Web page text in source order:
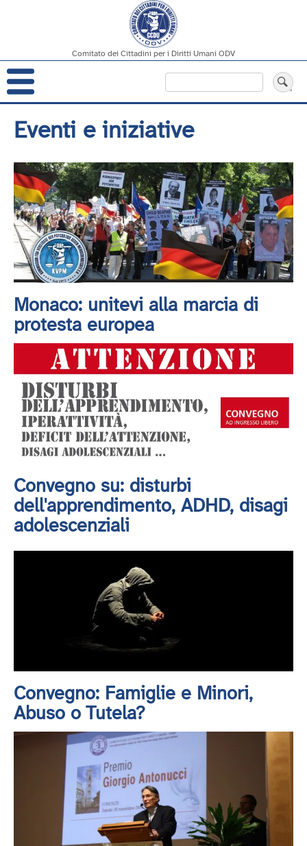
principale
Comitato dei Cittadini per i Diritti Umani ODV
Navigazione
principale
Eventi e iniziative
Monaco: unitevi alla marcia di
protesta europea
Convegno su: disturbi
dell'apprendimento, ADHD, disagi
adolescenziali
Convegno: Famiglie e Minori,
Abuso o Tutela?